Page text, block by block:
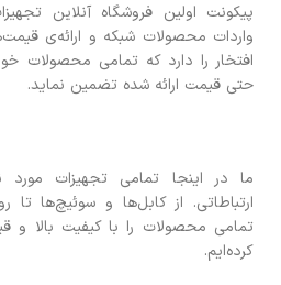
پیکونت اولین فروشگاه آنلاین
واردات محصولات شبکه و ارائه‌ی
افتخار را دارد که تمامی محصولات
حتی قیمت ارائه شده تضمین نماید.
ما در اینجا تمامی تجهیزات مورد
ارتباطاتی. از کابل‌ها و سوئیچ‌ها تا
تمامی محصولات را با کیفیت بالا و
کرده‌ایم.